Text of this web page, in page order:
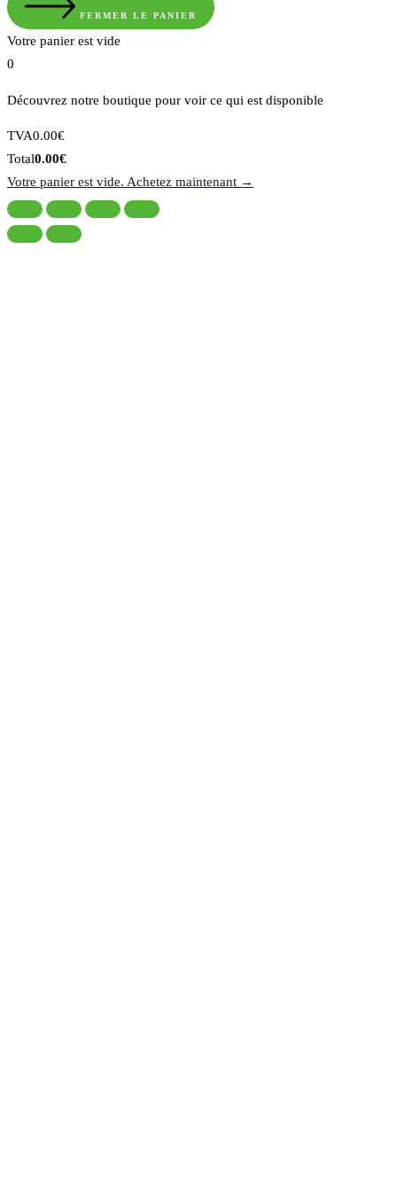
FERMER LE PANIER
Votre panier est vide
0
Découvrez notre boutique pour voir ce qui est disponible
Montant
de
la
taxe:
TVA0.00€
Total
du
panier:
Total0.00€
Votre panier est vide. Achetez maintenant →